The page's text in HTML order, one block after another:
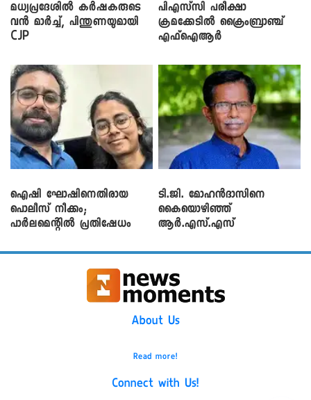
മധ്യപ്രദേശിൽ കർഷകരുടെ
വൻ മാർച്ച്, പിന്തുണയുമായി
CJP
പിഎസ്‌സി പരീക്ഷാ
ക്രമക്കേ‌ടിൽ ക്രൈംബ്രാഞ്ച്
എഫ്ഐആർ
ഐഷി ഘോഷിനെതിരായ
പൊലീസ് നീക്കം;
പാര്‍ലമെന്റിൽ പ്രതിഷേധം
ടി.ജി. മോഹൻദാസിനെ
കൈയൊഴിഞ്ഞ്
ആർ.എസ്.എസ്
About Us
Read more!
Connect with Us!